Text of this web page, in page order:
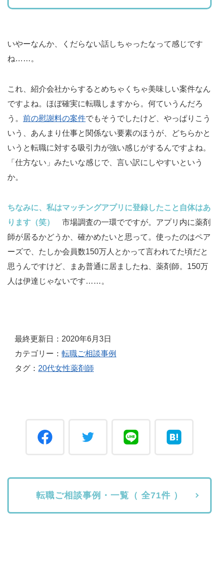
いやーなんか、くだらない話しちゃったなって感じです
ね……。
これ、紹介会社からするとめちゃくちゃ美味しい案件なん
ですよね。ほぼ確実に転職しますから。何ていうんだろ
う。 前の慰謝料の案件でもそうでしたけど、やっぱりこう
いう、あんまり仕事と関係ない要素のほうが、どちらかと
いうと転職に対する吸引力が強い感じがするんですよね。
「仕方ない」みたいな感じで、言い訳にしやすいという
か。
ちなみに、私はマッチングアプリに登録したこと自体はあ
ります（笑）
市場調査の一環でですが。アプリ内に薬剤
師が居るかどうか、確かめたいと思って。使ったのはペア
ーズで、たしか会員数150万人とかって言われてた頃だと
思うんですけど、まあ普通に居ましたね、薬剤師。150万
人は伊達じゃないです……。
最終更新日：2020年6月3日
カテゴリー： 転職ご相談事例
タグ： 20代女性薬剤師
転職ご相談事例・一覧（ 全71件 ）